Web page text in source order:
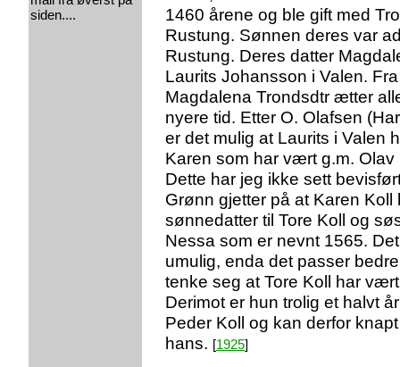
siden....
1460 årene og ble gift med
Rustung. Sønnen deres var
Rustung. Deres datter
Laurits Johansson i Valen.
Magdalena Trondsdtr ætter
nyere tid. Etter O. Olafsen
er det mulig at Laurits i Valen
Karen som har vært g.m. Olav
Dette har jeg ikke sett
Grønn gjetter på at Karen
sønnedatter til Tore Koll og
Nessa som er nevnt 1565.
umulig, enda det passer
tenke seg at Tore Koll har
Derimot er hun trolig et halvt
Peder Koll og kan derfor
hans. [1925]